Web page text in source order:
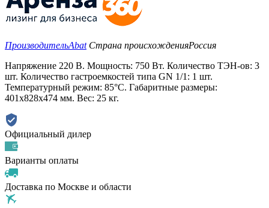
ПроизводительAbat Страна происхожденияРоссия
Напряжение 220 В. Мощность: 750 Вт. Количество ТЭН-ов: 3
шт. Количество гастроемкостей типа GN 1/1: 1 шт.
Температурный режим: 85°C. Габаритные размеры:
401x828x474 мм. Вес: 25 кг.
Официальный дилер
Варианты оплаты
Доставка по Москве и области